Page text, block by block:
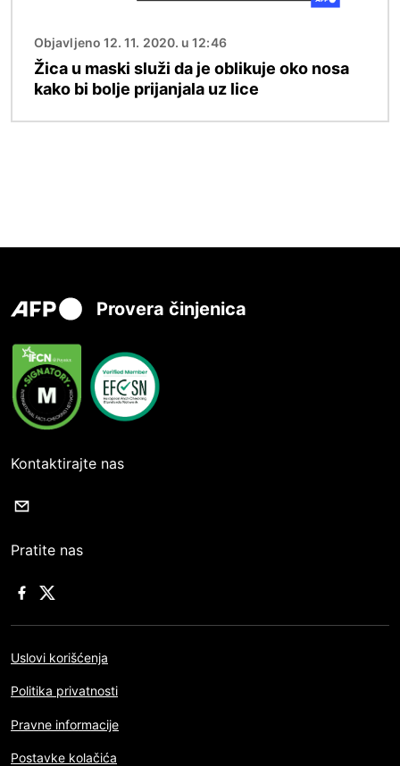
Objavljeno 12. 11. 2020. u 12:46
Žica u maski služi da je oblikuje oko nosa
kako bi bolje prijanjala uz lice
Provera činjenica
Kontaktirajte nas
Pratite nas
Uslovi korišćenja
Politika privatnosti
Pravne informacije
Postavke kolačića